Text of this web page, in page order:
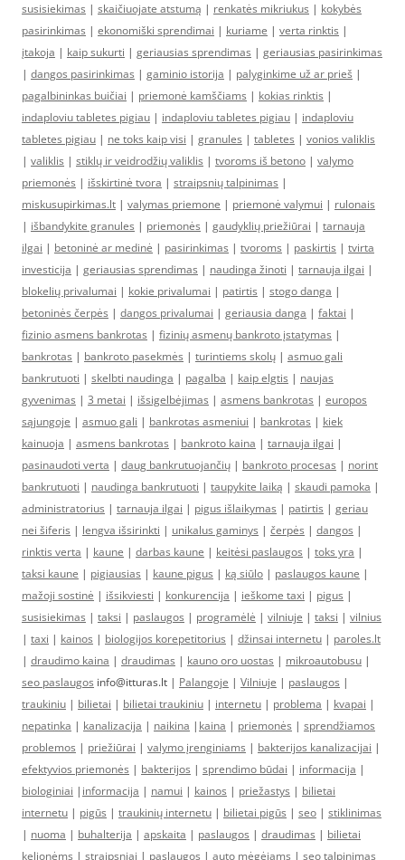
susisiekimas | skaičiuojate atstumą | renkatės mikriukus | kokybės
pasirinkimas | ekonomiški sprendimai | kuriame | verta rinktis |
įtakoja | kaip sukurti | geriausias sprendimas | geriausias pasirinkimas
| dangos pasirinkimas | gaminio istorija | palyginkime už ar prieš |
pagalbininkas buičiai | priemonė kamščiams | kokias rinktis |
indaploviu tabletes pigiau | indaploviu tabletes pigiau | indaploviu
tabletes pigiau | ne toks kaip visi | granules | tabletes | vonios valiklis
| valiklis | stiklų ir veidrodžių valiklis | tvoroms iš betono | valymo
priemonės | išskirtinė tvora | straipsnių talpinimas |
miskusupirkimas.lt | valymas priemone | priemonė valymui | rulonais
| išbandykite granules | priemonės | gaudyklių priežiūrai | tarnauja
ilgai | betoninė ar medinė | pasirinkimas | tvoroms | paskirtis | tvirta
investicija | geriausias sprendimas | naudinga žinoti | tarnauja ilgai |
blokelių privalumai | kokie privalumai | patirtis | stogo danga |
betoninės čerpės | dangos privalumai | geriausia danga | faktai |
fizinio asmens bankrotas | fizinių asmenų bankroto įstatymas |
bankrotas | bankroto pasekmės | turintiems skolų | asmuo gali
bankrutuoti | skelbti naudinga | pagalba | kaip elgtis | naujas
gyvenimas | 3 metai | išsigelbėjimas | asmens bankrotas | europos
sąjungoje | asmuo gali | bankrotas asmeniui | bankrotas | kiek
kainuoja | asmens bankrotas | bankroto kaina | tarnauja ilgai |
pasinaudoti verta | daug bankrutuojančių | bankroto procesas | norint
bankrutuoti | naudinga bankrutuoti | taupykite laiką | skaudi pamoka |
administratorius | tarnauja ilgai | pigus išlaikymas | patirtis | geriau
nei šiferis | lengva išsirinkti | unikalus gaminys | čerpės | dangos |
rinktis verta | kaune | darbas kaune | keitėsi paslaugos | toks yra |
taksi kaune | pigiausias | kaune pigus | ką siūlo | paslaugos kaune |
mažoji sostinė | išsikviesti | konkurencija | ieškome taxi | pigus |
susisiekimas | taksi | paslaugos | programėlė | vilniuje | taksi | vilnius
| taxi | kainos | biologijos korepetitorius | džinsai internetu | paroles.lt
| draudimo kaina | draudimas | kauno oro uostas | mikroautobusu |
seo paslaugos info@itturas.lt | Palangoje | Vilniuje | paslaugos |
traukiniu | bilietai | bilietai traukiniu | internetu | problema | kvapai |
nepatinka | kanalizacija | naikina | kaina | priemonės | sprendžiamos
problemos | priežiūrai | valymo įrenginiams | bakterijos kanalizacijai |
efektyvios priemonės | bakterijos | sprendimo būdai | informacija |
biologiniai | informacija | namui | kainos | priežastys | bilietai
internetu | pigūs | traukinių internetu | bilietai pigūs | seo | stiklinimas
| nuoma | buhalterija | apskaita | paslaugos | draudimas | bilietai
kelionėms | straipsniai | paslaugos | auto mėgėjams | seo talpinimas